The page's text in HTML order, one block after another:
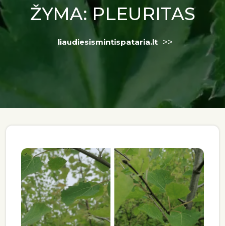
ŽYMA:PLEURITAS
liaudiesismintispataria.lt >>